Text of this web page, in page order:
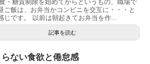
・糖質制限を始めてからというもの、職場で
ご飯は、お弁当かコンビニを交互に・・・と
じです。 以前は朝起きてお弁当を作...
記事を読む
ない食欲と倦怠感